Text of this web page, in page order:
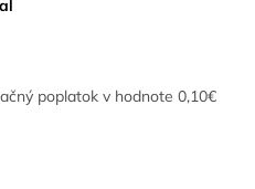
poplatok v hodnote 0,10€